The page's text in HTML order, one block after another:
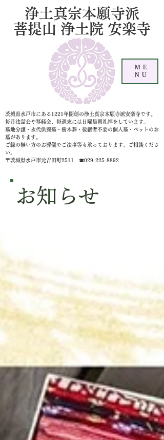
浄土真宗本願寺派
菩提山 浄土院 安楽寺
茨城県水戸市にある1221年開創の浄土真宗本願寺派安楽寺です。
毎月法話会や写経会、毎週末には日曜晨朝礼拝をしています。
墓地分譲・永代供養墓・樹木葬・後継者不要の個人墓 ・ペットのお
墓があります。
ご縁の無い方のお葬儀やご法事等も承っております、ご相談くださ
い。
〒茨城県水戸市元吉田町2511 ☎029-225-8892
ME
NU
​お知らせ